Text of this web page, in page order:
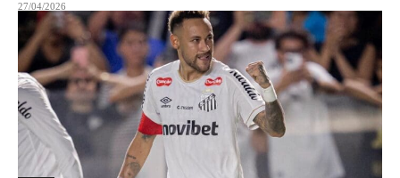
27/04/2026